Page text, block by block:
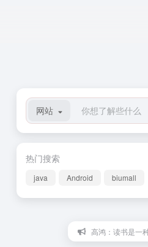
网站
热门搜索
java Android biumall
高鸿：读书是一